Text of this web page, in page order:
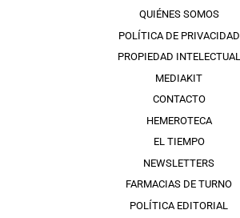
QUIÉNES SOMOS
POLÍTICA DE PRIVACIDAD
PROPIEDAD INTELECTUAL
MEDIAKIT
CONTACTO
HEMEROTECA
EL TIEMPO
NEWSLETTERS
FARMACIAS DE TURNO
POLÍTICA EDITORIAL